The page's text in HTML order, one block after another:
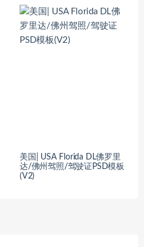
美国| USA Florida DL佛罗里
达/佛州驾照/驾驶证PSD模板
(V2)